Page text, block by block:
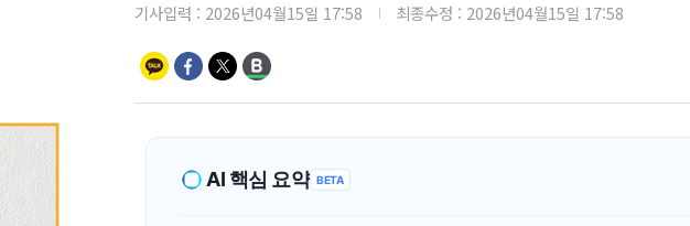
기사입력 : 2026년04월15일 17:58 최종수정 : 2026년04월15일 17:58
AI 핵심 요약 BETA